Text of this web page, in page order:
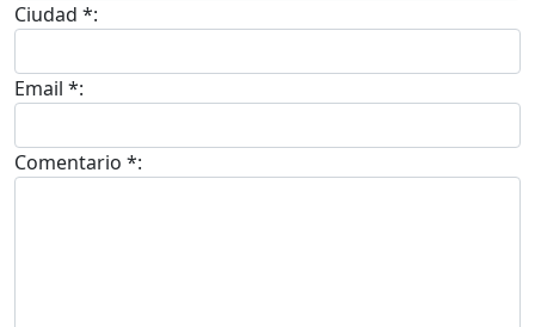
Ciudad *:
Email *:
Comentario *: